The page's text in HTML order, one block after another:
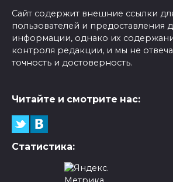
Сайт содержит внешние ссылки
пользователей и предоставления
информации, однако их
контроля редакции, и мы не
точность и достоверность.
Читайте и смотрите нас:
Статистика: